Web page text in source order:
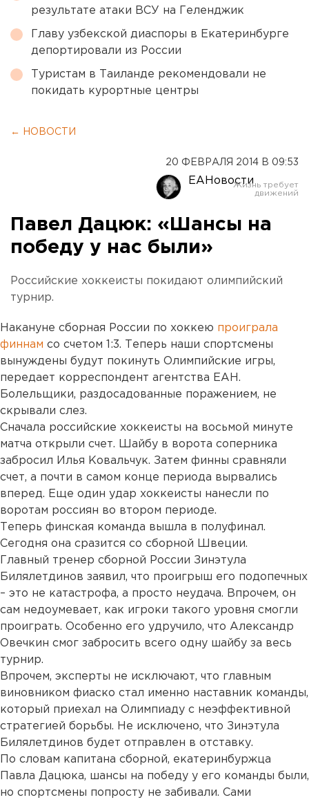
результате атаки ВСУ на Геленджик
Главу узбекской диаспоры в Екатеринбурге
депортировали из России
Туристам в Таиланде рекомендовали не
покидать курортные центры
← НОВОСТИ
20 ФЕВРАЛЯ 2014 В 09:53
ЕАНовости
Павел Дацюк: «Шансы на
победу у нас были»
Российские хоккеисты покидают олимпийский
турнир.
Накануне сборная России по хоккею проиграла
финнам со счетом 1:3. Теперь наши спортсмены
вынуждены будут покинуть Олимпийские игры,
передает корреспондент агентства ЕАН.
Болельщики, раздосадованные поражением, не
скрывали слез.
Сначала российские хоккеисты на восьмой минуте
матча открыли счет. Шайбу в ворота соперника
забросил Илья Ковальчук. Затем финны сравняли
счет, а почти в самом конце периода вырвались
вперед. Еще один удар хоккеисты нанесли по
воротам россиян во втором периоде.
Теперь финская команда вышла в полуфинал.
Сегодня она сразится со сборной Швеции.
Главный тренер сборной России Зинэтула
Билялетдинов заявил, что проигрыш его подопечных
– это не катастрофа, а просто неудача. Впрочем, он
сам недоумевает, как игроки такого уровня смогли
проиграть. Особенно его удручило, что Александр
Овечкин смог забросить всего одну шайбу за весь
турнир.
Впрочем, эксперты не исключают, что главным
виновником фиаско стал именно наставник команды,
который приехал на Олимпиаду с неэффективной
стратегией борьбы. Не исключено, что Зинэтула
Билялетдинов будет отправлен в отставку.
По словам капитана сборной, екатеринбуржца
Павла Дацюка, шансы на победу у его команды были,
но спортсмены попросту не забивали. Сами